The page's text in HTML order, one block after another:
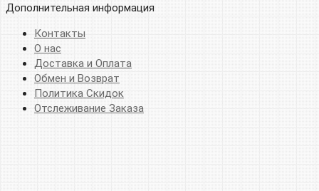
Дополнительная информация
Контакты
О нас
Доставка и Оплата
Обмен и Возврат
Политика Скидок
Отслеживание Заказа